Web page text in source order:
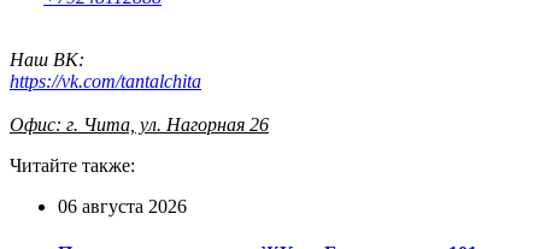
Наш ВК:
https://vk.com/tantalchita
Офис: г. Чита, ул. Нагорная 26
Читайте также:
06 августа 2026